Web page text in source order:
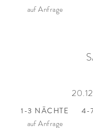
auf Anfrage
1-3 NÄCHTE 4-
auf Anfrage